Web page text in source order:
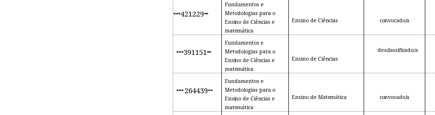
***421229**
Fundamentos e
Metodologias para o
Ensino de Ciências e
matemática
Ensino de Ciências convocado/a
***391151**
Fundamentos e
Metodologias para o
Ensino de Ciências e
matemática
Ensino de Ciências
desclassificado/a
***264439**
Fundamentos e
Metodologias para o
Ensino de Ciências e
matemática
Ensino de Matemática convocado/a